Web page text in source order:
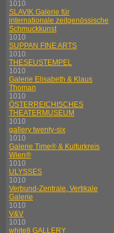
1010
SLAVIK Galerie für
internationale zeitgenössische
Schmuckkunst
1010
SUPPAN FINE ARTS
1010
THESEUSTEMPEL
1010
Galerie Elisabeth & Klaus
Thoman
1010
ÖSTERREICHISCHES
THEATERMUSEUM
1010
gallery twenty-six
1010
Galerie Time® & Kulturkreis
Wien®
1010
ULYSSES
1010
Verbund-Zentrale, Vertikale
Galerie
1010
V&V
1010
white8 GALLERY